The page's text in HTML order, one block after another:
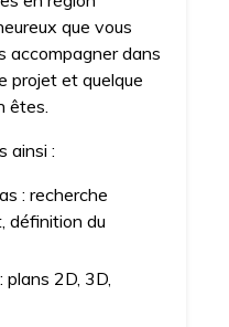
que vous
accompagner dans
projet et quelque
êtes.
ainsi :
: recherche
définition du
plans 2D, 3D,